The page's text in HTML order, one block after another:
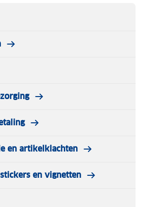
en artikelklachten
en vignetten